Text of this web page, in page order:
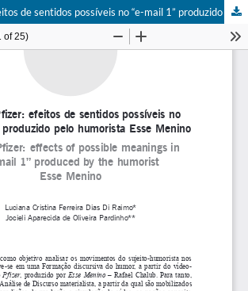
Meme Pfizer: efeitos de sentidos possíveis no “e-mail 1” produzido pelo humorista Esse Menino